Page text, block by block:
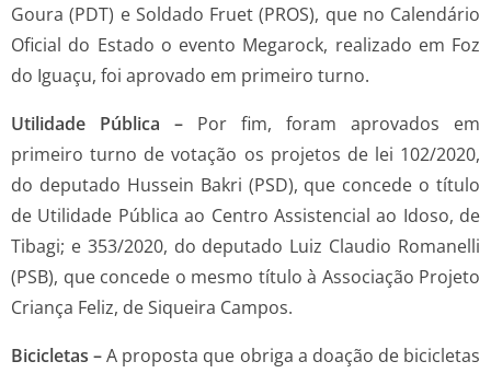
Goura (PDT) e Soldado Fruet (PROS), que no Calendário
Oficial do Estado o evento Megarock, realizado em Foz
do Iguaçu, foi aprovado em primeiro turno.
Utilidade Pública – Por fim, foram aprovados em
primeiro turno de votação os projetos de lei 102/2020,
do deputado Hussein Bakri (PSD), que concede o título
de Utilidade Pública ao Centro Assistencial ao Idoso, de
Tibagi; e 353/2020, do deputado Luiz Claudio Romanelli
(PSB), que concede o mesmo título à Associação Projeto
Criança Feliz, de Siqueira Campos.
Bicicletas –A proposta que obriga a doação de bicicletas